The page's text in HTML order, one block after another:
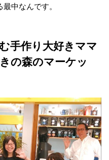
中なんです。
手作り大好きママ
の森のマーケッ